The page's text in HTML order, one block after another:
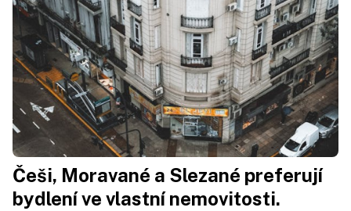
Češi, Moravané a Slezané preferují
bydlení ve vlastní nemovitosti.